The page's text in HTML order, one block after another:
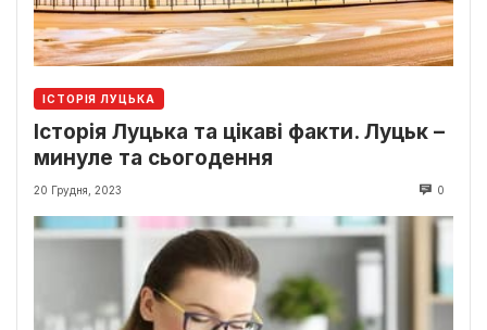
ІСТОРІЯ ЛУЦЬКА
Історія Луцька та цікаві факти. Луцьк –
минуле та сьогодення
20 Грудня, 2023 0